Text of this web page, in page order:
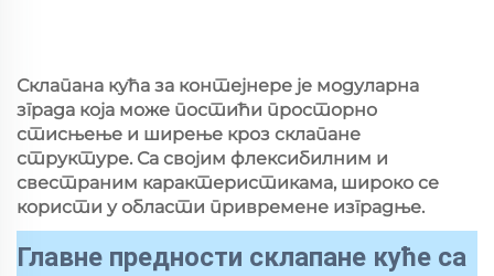
Склапана кућа за контејнере је модуларна
зграда која може постићи просторно
стисњење и ширење кроз склапане
структуре. Са својим флексибилним и
свестраним карактеристикама, широко се
користи у области привремене изградње.
Главне предности склапане куће са